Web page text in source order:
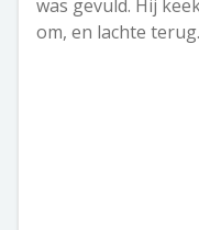
was gevuld. Hij
om, en lachte terug.